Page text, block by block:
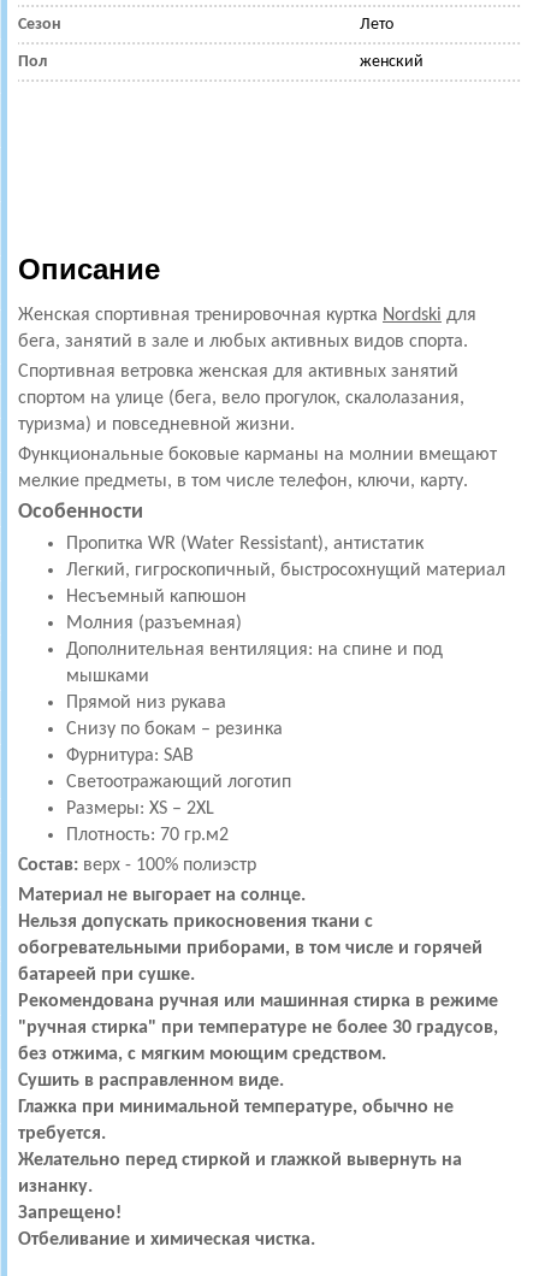
Сезон Лето
Пол женский
Описание
Женская спортивная тренировочная куртка Nordski для
бега, занятий в зале и любых активных видов спорта.
Спортивная ветровка женская для активных занятий
спортом на улице (бега, вело прогулок, скалолазания,
туризма) и повседневной жизни.
Функциональные боковые карманы на молнии вмещают
мелкие предметы, в том числе телефон, ключи, карту.
Особенности
Пропитка WR (Water Ressistant), антистатик
Легкий, гигроскопичный, быстросохнущий материал
Несъемный капюшон
Молния (разъемная)
Дополнительная вентиляция: на спине и под
мышками
Прямой низ рукава
Снизу по бокам – резинка
Фурнитура: SAB
Светоотражающий логотип
Размеры: XS – 2XL
Плотность: 70 гр.м2
Состав: верх - 100% полиэстр
Материал не выгорает на солнце.
Нельзя допускать прикосновения ткани с
обогревательными приборами, в том числе и горячей
батареей при сушке.
Рекомендована ручная или машинная стирка в режиме
"ручная стирка" при температуре не более 30 градусов,
без отжима, с мягким моющим средством.
Сушить в расправленном виде.
Глажка при минимальной температуре, обычно не
требуется.
Желательно перед стиркой и глажкой вывернуть на
изнанку.
Запрещено!
Отбеливание и химическая чистка.